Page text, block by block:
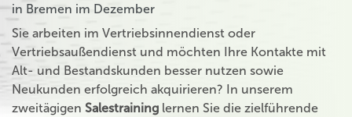
in Bremen im Dezember
Sie arbeiten im Vertriebsinnendienst oder
Vertriebsaußendienst und möchten Ihre Kontakte mit
Alt- und Bestandskunden besser nutzen sowie
Neukunden erfolgreich akquirieren? In unserem
zweitägigen Salestraining lernen Sie die zielführende